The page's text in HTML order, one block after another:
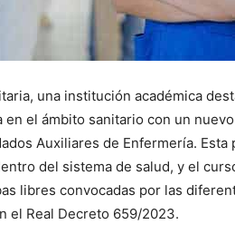
una institución académica
el ámbito sanitario con un
Auxiliares de Enfermería.
del sistema de salud, y el
libres convocadas por las
el Real Decreto 659/2023.